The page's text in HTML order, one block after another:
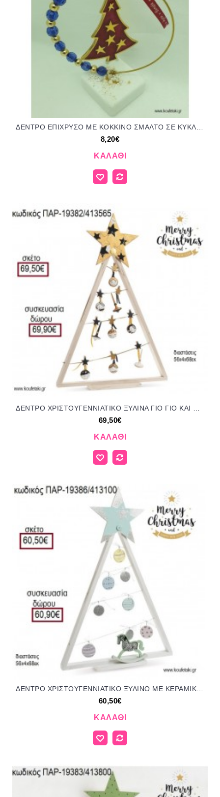
ΔΕΝΤΡΟ ΕΠΙΧΡΥΣΟ ΜΕ ΚΟΚΚΙΝΟ ΣΜΑΛΤΟ ΣΕ ΚΥΚΛΟ ΜΕ ΧΑΝΤΡΕΣ ΚΑΙ ΠΕΡΛΕΣ ΠΑΝΩ ΣΕ ΒΟΤΣΑΛΟ για γούρι - δώρο ΤΖΑ-202219/41330 8.20€!!!
8,20€
ΚΑΛΆΘΙ
69,50€
ΚΑΛΆΘΙ
60,50€
ΚΑΛΆΘΙ